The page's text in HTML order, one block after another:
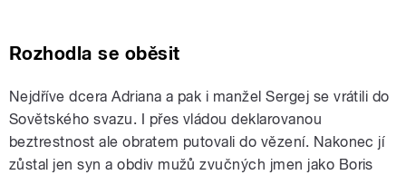
Rozhodla se oběsit
Nejdříve dcera Adriana a pak i manžel Sergej se vrátili do
Sovětského svazu. I přes vládou deklarovanou
beztrestnost ale obratem putovali do vězení. Nakonec jí
zůstal jen syn a obdiv mužů zvučných jmen jako Boris